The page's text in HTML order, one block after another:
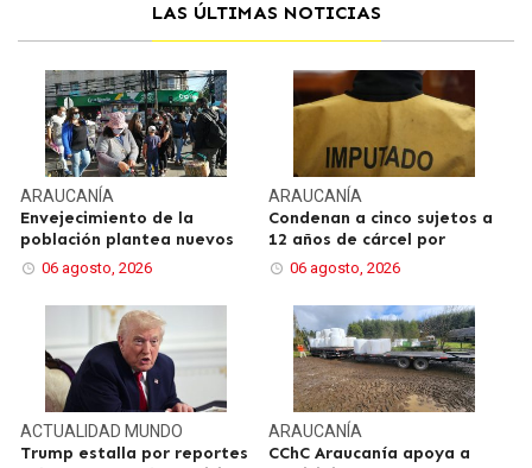
LAS ÚLTIMAS NOTICIAS
ARAUCANÍA
Envejecimiento de la
población plantea nuevos
06 agosto, 2026
ARAUCANÍA
Condenan a cinco sujetos a
12 años de cárcel por
06 agosto, 2026
ACTUALIDAD MUNDO
Trump estalla por reportes
ARAUCANÍA
CChC Araucanía apoya a